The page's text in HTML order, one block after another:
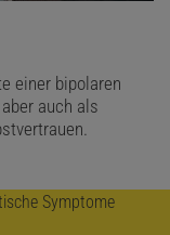
einer bipolaren
auch als
Symptome